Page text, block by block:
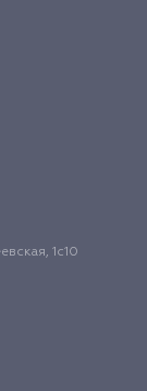
1с10